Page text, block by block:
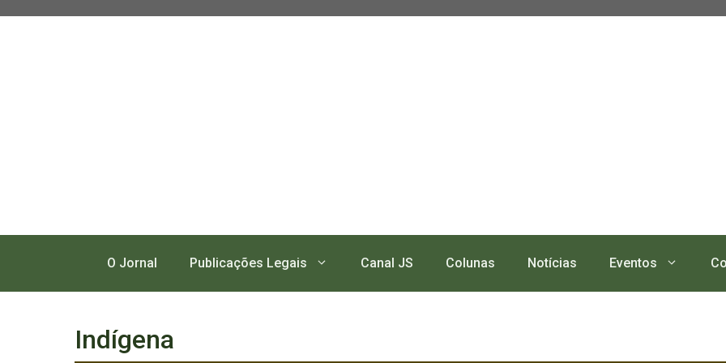
O Jornal Publicações Legais Canal JS Colunas Notícias Eventos
Indígena